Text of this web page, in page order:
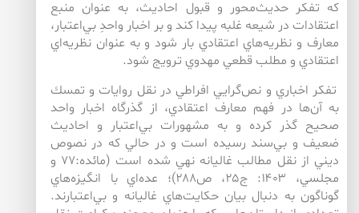
كه تفكر حديث‌‌محور و قبول احاديث، به عنوان منبع
اعتقادات در شيعه غلبه پيدا كند و بر اخبار واحدِ بي‌‌اعتبار،
معارف و نظريه‌هاي اعتقادي بار شود و به عنوان نظريه‌اي
اعتقادي و مطلب قطعي مهدوي ترويج شود.
تفكر اخباري و نص‌گرايي افراطي در نقل روايات و تمسك
به آن‌ها در فهم معارف اعتقادي، از گذرگاه اخبار واحد
صحيح گذر كرده و به مشهورات بي‌اعتبار و احاديث
ضعيف و بي‌سند رسيده است و در حالي كه در نصوص
ديني از نقل مطالب غاليانه نهي شده است (مائده:۷۷ و
مجلسي، ۱۴۰۳: ج۲۵، ص۲۸۸)؛ عده‌‌اي با انگيزه‌‌هاي
گوناگون به دنبال بيان حكايت‌‌هاي غاليانه و بي‌‌اعتبارند.